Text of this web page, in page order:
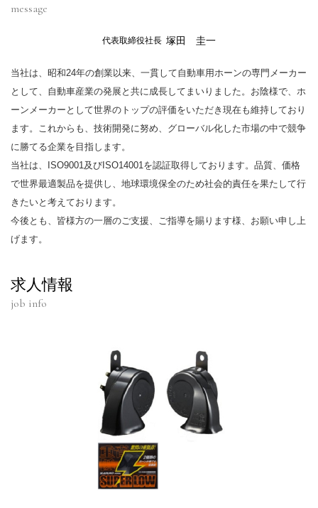
message
代表取締役社長 塚田 圭一
当社は、昭和24年の創業以来、一貫して自動車用ホーンの専門メーカー
として、自動車産業の発展と共に成長してまいりました。お陰様で、ホ
ーンメーカーとして世界のトップの評価をいただき現在も維持しており
ます。これからも、技術開発に努め、グローバル化した市場の中で競争
に勝てる企業を目指します。
当社は、ISO9001及びISO14001を認証取得しております。品質、価格
で世界最適製品を提供し、地球環境保全のため社会的責任を果たして行
きたいと考えております。
今後とも、皆様方の一層のご支援、ご指導を賜ります様、お願い申し上
げます。
求人情報
job info